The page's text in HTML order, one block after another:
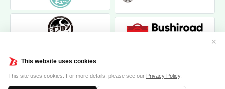
This website uses cookies
This site uses cookies. For more details, please see our Privacy Policy.
✕